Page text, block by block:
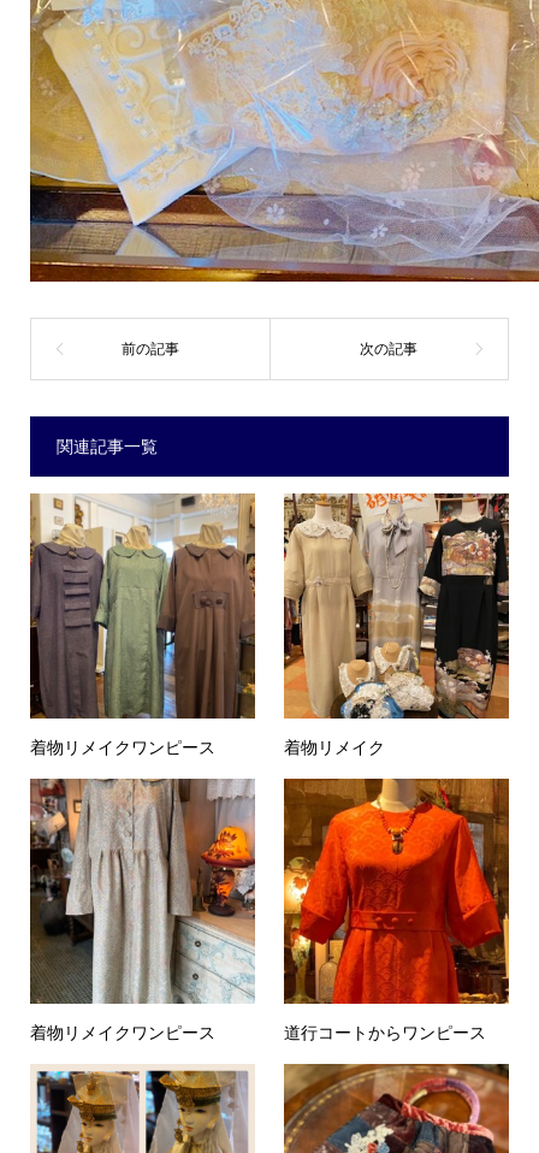
関連記事一覧
着物リメイクワンピース 着物リメイク
着物リメイクワンピース 道行コートからワンピース